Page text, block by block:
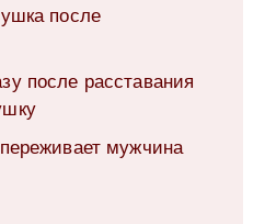
после
после расставания
мужчина